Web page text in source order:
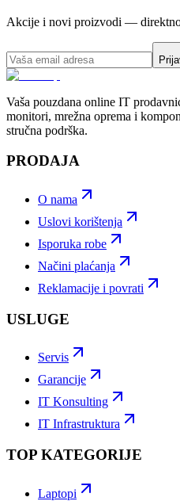
Akcije i novi proizvodi —
Vaša pouzdana online IT
monitori, mrežna oprema i
stručna podrška.
PRODAJA
O nama
Uslovi korištenja
Isporuka robe
Načini plaćanja
Reklamacije i povrati
USLUGE
Servis
Garancije
IT Konsulting
IT Infrastruktura
TOP KATEGORIJE
Laptopi